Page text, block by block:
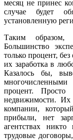
месяц не принес
случае будет
установленную
Таким образом,
Большинство
только процент,
их заработка в
Казалось бы,
процент.
недвижимости. Их
компании,
прибыли, нет
агентствах
трудовые